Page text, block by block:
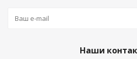
Наши